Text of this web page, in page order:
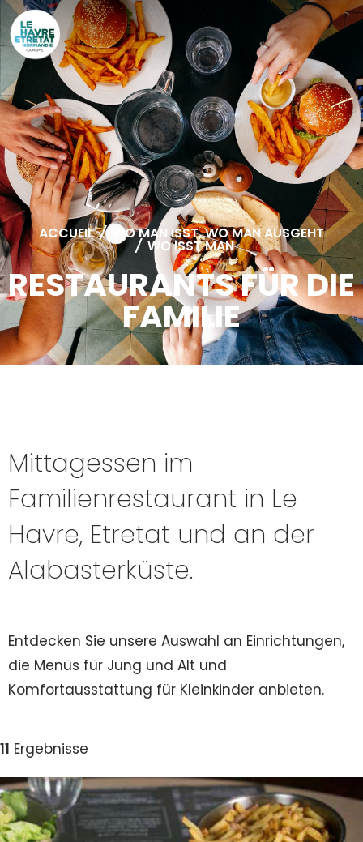
ACCUEIL / WO MAN ISST, WO MAN AUSGEHT
/ WO ISST MAN
RESTAURANTS FÜR DIE
FAMILIE
Mittagessen im
Familienrestaurant in Le
Havre, Etretat und an der
Alabasterküste.
Entdecken Sie unsere Auswahl an Einrichtungen,
die Menüs für Jung und Alt und
Komfortausstattung für Kleinkinder anbieten.
11 Ergebnisse
Cookies management panel